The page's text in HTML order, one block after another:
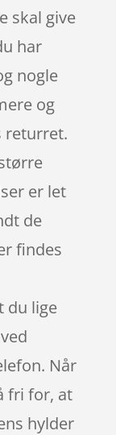
skal give
har
nogle
og
returret.
er let
de
findes
du lige
Når
fri for, at
hylder